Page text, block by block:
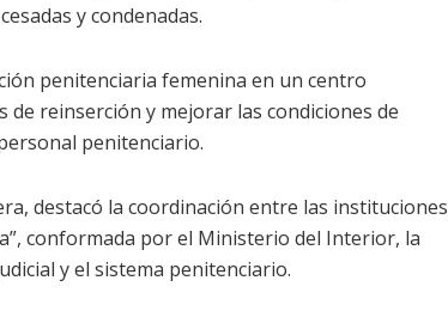
y condenadas.
penitenciaria femenina en un centro
reinserción y mejorar las condiciones de
penitenciario.
destacó la coordinación entre las instituciones
conformada por el Ministerio del Interior, la
y el sistema penitenciario.